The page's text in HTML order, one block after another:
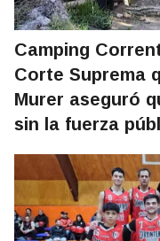
Camping
Corte Suprema
Murer aseguró
sin la fuerza